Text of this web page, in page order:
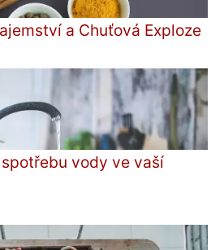
a Chuťová Exploze
vody ve vaší